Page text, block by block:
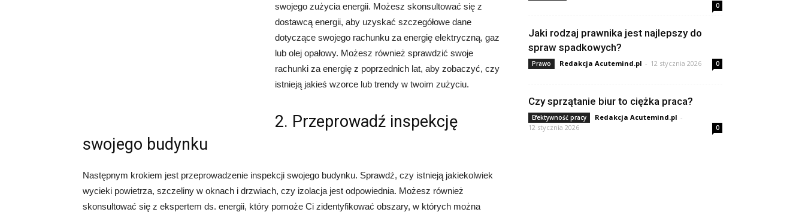
swojego zużycia energii. Możesz skonsultować się z
dostawcą energii, aby uzyskać szczegółowe dane
dotyczące swojego rachunku za energię elektryczną, gaz
lub olej opałowy. Możesz również sprawdzić swoje
rachunki za energię z poprzednich lat, aby zobaczyć, czy
istnieją jakieś wzorce lub trendy w twoim zużyciu.
2. Przeprowadź inspekcję
swojego budynku
Następnym krokiem jest przeprowadzenie inspekcji swojego budynku. Sprawdź, czy istnieją jakiekolwiek
wycieki powietrza, szczeliny w oknach i drzwiach, czy izolacja jest odpowiednia. Możesz również
skonsultować się z ekspertem ds. energii, który pomoże Ci zidentyfikować obszary, w których można
0
Jaki rodzaj prawnika jest najlepszy do
spraw spadkowych?
Prawo Redakcja Acutemind.pl - 12 stycznia 2026 0
Czy sprzątanie biur to ciężka praca?
Efektywność pracy Redakcja Acutemind.pl -
12 stycznia 2026
0